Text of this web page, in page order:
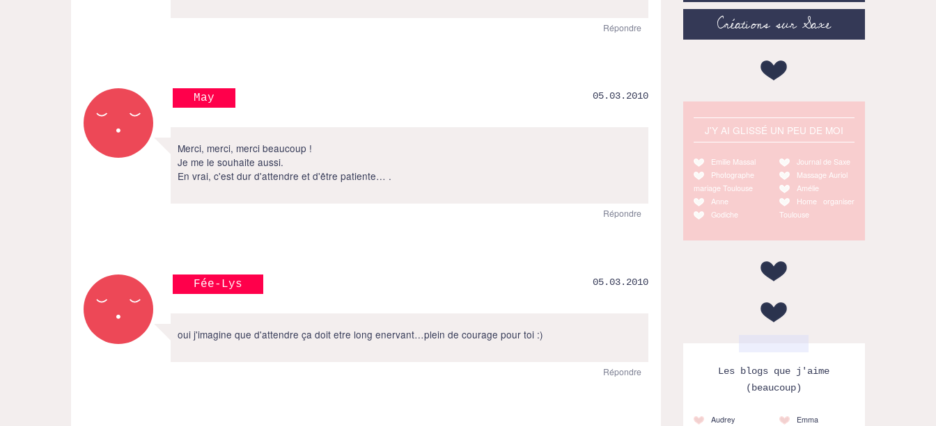
Répondre
May 05.03.2010
Merci, merci, merci beaucoup !
Je me le souhaite aussi.
En vrai, c'est dur d'attendre et d'être patiente… .
Répondre
Fée-Lys 05.03.2010
oui j'imagine que d'attendre ça doit etre long enervant…plein de courage pour toi :)
Répondre
Créations sur Saxe
J'Y AI GLISSÉ UN PEU DE MOI
Emilie Massal
Photographe
mariage Toulouse
Anne
Godiche
Journal de Saxe
Massage Auriol
Amélie
Home organiser
Toulouse
Les blogs que j'aime
(beaucoup)
Audrey
Emma